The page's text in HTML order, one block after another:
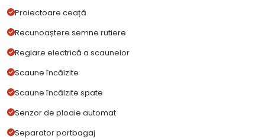
Proiectoare ceață
Recunoaștere semne rutiere
Reglare electrică a scaunelor
Scaune încălzite
Scaune încălzite spate
Senzor de ploaie automat
Separator portbagaj